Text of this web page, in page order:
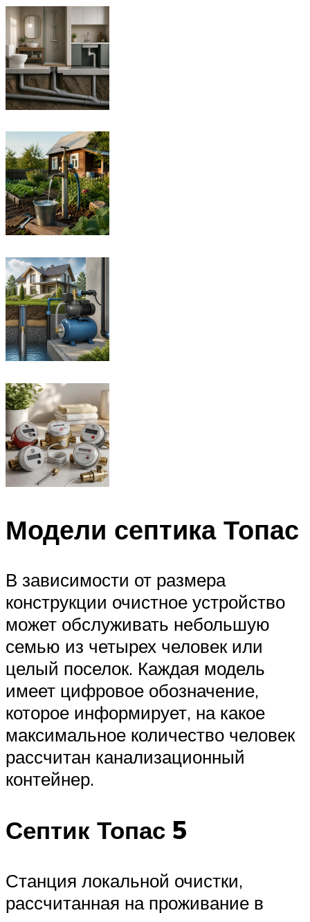
Модели септика Топас
В зависимости от размера
конструкции очистное устройство
может обслуживать небольшую
семью из четырех человек или
целый поселок. Каждая модель
имеет цифровое обозначение,
которое информирует, на какое
максимальное количество человек
рассчитан канализационный
контейнер.
Септик Топас 5
Станция локальной очистки,
рассчитанная на проживание в